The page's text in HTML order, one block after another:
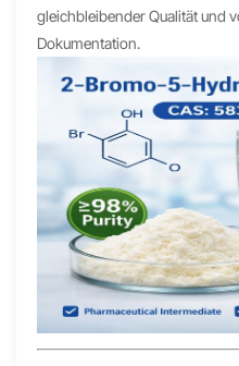
gleichbleibender Qualität und
Dokumentation.